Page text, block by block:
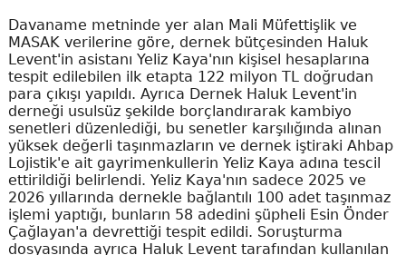
Davaname metninde yer alan Mali Müfettişlik ve
MASAK verilerine göre, dernek bütçesinden Haluk
Levent'in asistanı Yeliz Kaya'nın kişisel hesaplarına
tespit edilebilen ilk etapta 122 milyon TL doğrudan
para çıkışı yapıldı. Ayrıca Dernek Haluk Levent'in
derneği usulsüz şekilde borçlandırarak kambiyo
senetleri düzenlediği, bu senetler karşılığında alınan
yüksek değerli taşınmazların ve dernek iştiraki Ahbap
Lojistik'e ait gayrimenkullerin Yeliz Kaya adına tescil
ettirildiği belirlendi. Yeliz Kaya'nın sadece 2025 ve
2026 yıllarında dernekle bağlantılı 100 adet taşınmaz
işlemi yaptığı, bunların 58 adedini şüpheli Esin Önder
Çağlayan'a devrettiği tespit edildi. Soruşturma
dosyasında ayrıca Haluk Levent tarafından kullanılan